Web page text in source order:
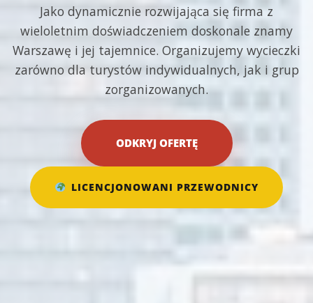
Jako dynamicznie rozwijająca się firma z
wieloletnim doświadczeniem doskonale znamy
Warszawę i jej tajemnice. Organizujemy wycieczki
zarówno dla turystów indywidualnych, jak i grup
zorganizowanych.
ODKRYJ OFERTĘ
LICENCJONOWANI PRZEWODNICY